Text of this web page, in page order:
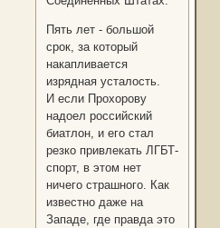
Пять лет - большой
срок, за который
накапливается
изрядная усталость.
И если Прохорову
надоел российский
биатлон, и его стал
резко привлекать ЛГБТ-
спорт, в этом нет
ничего страшного. Как
известно даже на
Западе, где правда это